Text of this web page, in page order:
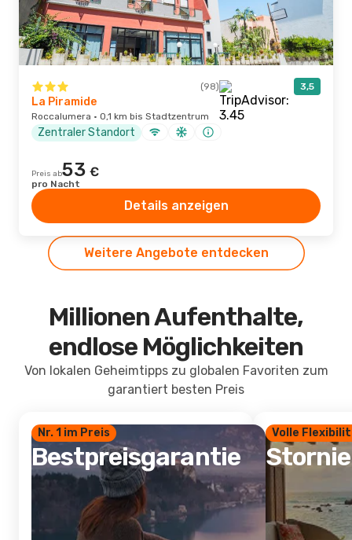
(98) 3,5
La Piramide
Roccalumera · 0,1 km bis Stadtzentrum
Zentraler Standort
Preis ab53 €
pro Nacht
Details anzeigen
Weitere Angebote entdecken
Millionen Aufenthalte,
endlose Möglichkeiten
Von lokalen Geheimtipps zu globalen Favoriten zum
garantiert besten Preis
Nr. 1 im Preis
Bestpreisgarantie
Volle